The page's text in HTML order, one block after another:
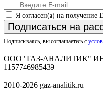
Я согласен(а) на получение
Подписаться на
Подписываясь, вы соглашаетесь с
ООО "ГАЗ-АНАЛИТИК"
1157746985439
2010-2026 gaz-analitik.ru